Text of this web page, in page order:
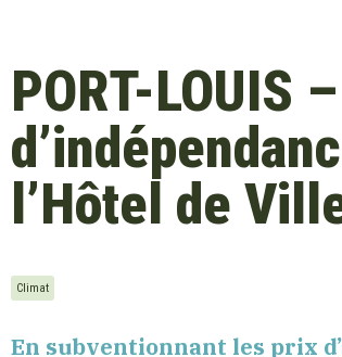
PORT-LOUIS
l’Hôtel de
Climat
En subventionnant les prix